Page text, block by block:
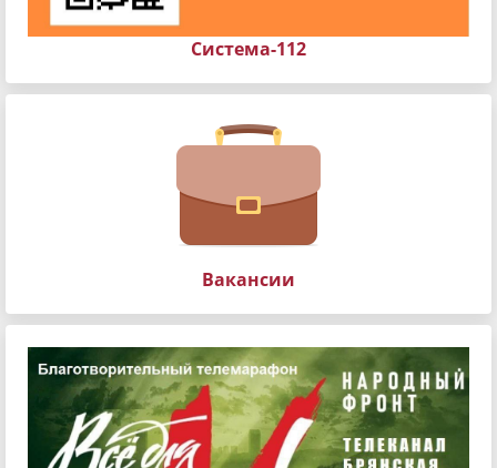
Система-112
Вакансии